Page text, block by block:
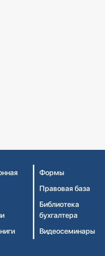
Формы
Правовая база
Библиотека
бухгалтера
Видеосеминары